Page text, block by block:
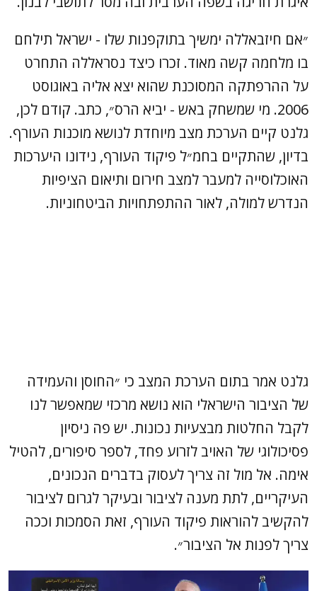
״אם חיזבאללה ימשיך בתוקפנות שלו - ישראל תילחם
בו מלחמה קשה מאוד. זכרו כיצד נסראללה התחרט
על ההרפתקה המסוכנת שהוא יצא אליה באוגוסט
2006. מי שמשחק באש - יביא הרס״, כתב. קודם לכן,
גלנט קיים הערכת מצב מיוחדת לנושא מוכנות העורף.
בדיון, שהתקיים בחמ״ל פיקוד העורף, נידונו היערכות
האוכלוסייה למעבר למצב חירום ותיאום הציפיות
הנדרש למולה, לאור ההתפתחויות הביטחוניות.
גלנט אמר בתום הערכת המצב כי ״החוסן והעמידה
של הציבור הישראלי הוא נושא מרכזי שמאפשר לנו
לקבל החלטות מבצעיות נכונות. יש פה ניסיון
פסיכולוגי של האויב לזרוע פחד, לספר סיפורים, להטיל
אימה. אל מול זה צריך לעסוק בדברים הנכונים,
העיקריים, לתת מענה לציבור ובעיקר לגרום לציבור
להקשיב להוראות פיקוד העורף, זאת הסמכות וככה
צריך לפנות אל הציבור״.